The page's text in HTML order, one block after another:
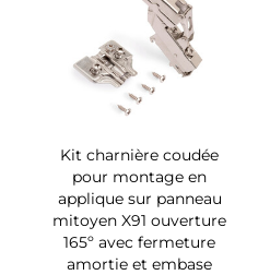
Kit charnière coudée
pour montage en
applique sur panneau
mitoyen X91 ouverture
165º avec fermeture
amortie et embase